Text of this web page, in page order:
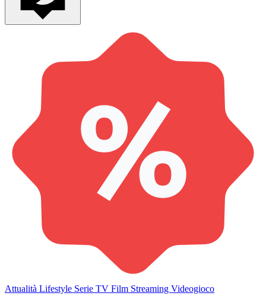
Attualità Lifestyle Serie TV Film Streaming Videogioco